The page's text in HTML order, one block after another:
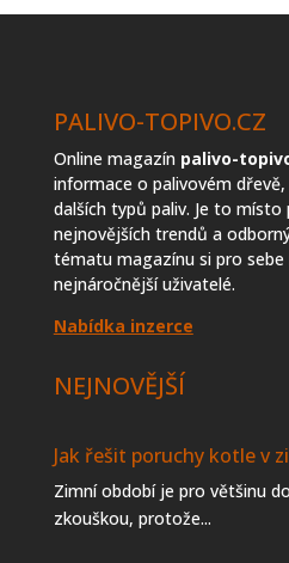
PALIVO-TOPIVO.CZ
Online magazín palivo-
informace o palivovém
dalších typů paliv. Je to místo
nejnovějších trendů a
tématu magazínu si pro
nejnáročnější uživatelé.
Nabídka inzerce
NEJNOVĚJŠÍ
Jak řešit poruchy kotle v
Zimní období je pro většinu
zkouškou, protože...